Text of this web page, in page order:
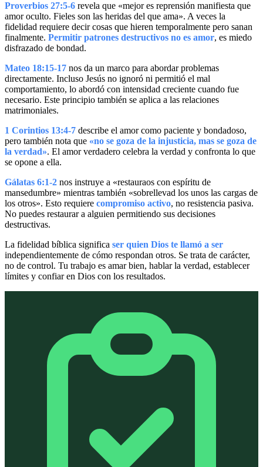
Proverbios 27:5-6 revela que «mejor es reprensión manifiesta que
amor oculto. Fieles son las heridas del que ama». A veces la
fidelidad requiere decir cosas que hieren temporalmente pero sanan
finalmente. Permitir patrones destructivos no es amor, es miedo
disfrazado de bondad.
Mateo 18:15-17 nos da un marco para abordar problemas
directamente. Incluso Jesús no ignoró ni permitió el mal
comportamiento, lo abordó con intensidad creciente cuando fue
necesario. Este principio también se aplica a las relaciones
matrimoniales.
1 Corintios 13:4-7 describe el amor como paciente y bondadoso,
pero también nota que «no se goza de la injusticia, mas se goza de
la verdad». El amor verdadero celebra la verdad y confronta lo que
se opone a ella.
Gálatas 6:1-2 nos instruye a «restauraos con espíritu de
mansedumbre» mientras también «sobrellevad los unos las cargas de
los otros». Esto requiere compromiso activo, no resistencia pasiva.
No puedes restaurar a alguien permitiendo sus decisiones
destructivas.
La fidelidad bíblica significa ser quien Dios te llamó a ser
independientemente de cómo respondan otros. Se trata de carácter,
no de control. Tu trabajo es amar bien, hablar la verdad, establecer
límites y confiar en Dios con los resultados.